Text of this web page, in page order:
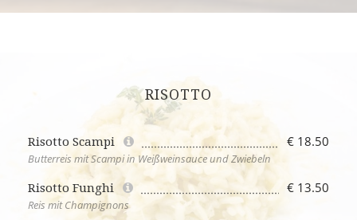
RISOTTO
Risotto Scampi € 18.50
Butterreis mit Scampi in Weißweinsauce und Zwiebeln
Risotto Funghi € 13.50
Reis mit Champignons